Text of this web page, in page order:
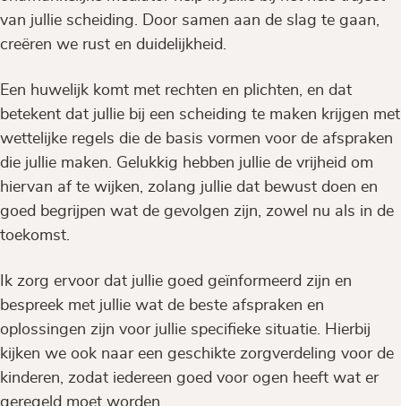
van jullie scheiding. Door samen aan de slag te gaan,
creëren we rust en duidelijkheid.
Een huwelijk komt met rechten en plichten, en dat
betekent dat jullie bij een scheiding te maken krijgen met
wettelijke regels die de basis vormen voor de afspraken
die jullie maken. Gelukkig hebben jullie de vrijheid om
hiervan af te wijken, zolang jullie dat bewust doen en
goed begrijpen wat de gevolgen zijn, zowel nu als in de
toekomst.
Ik zorg ervoor dat jullie goed geïnformeerd zijn en
bespreek met jullie wat de beste afspraken en
oplossingen zijn voor jullie specifieke situatie. Hierbij
kijken we ook naar een geschikte zorgverdeling voor de
kinderen, zodat iedereen goed voor ogen heeft wat er
geregeld moet worden.